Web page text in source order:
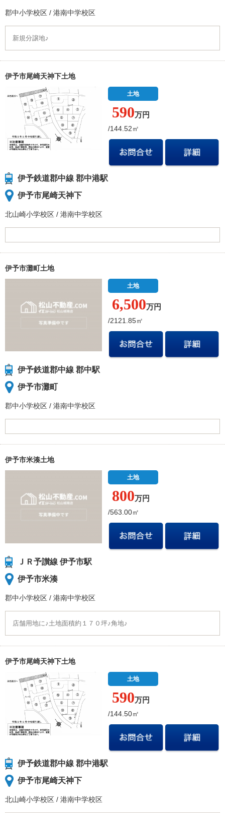
郡中小学校区 / 港南中学校区
新規分譲地♪
伊予市尾崎天神下土地
土地
590万円
/144.52㎡
伊予鉄道郡中線 郡中港駅
伊予市尾崎天神下
北山崎小学校区 / 港南中学校区
伊予市灘町土地
土地
6,500万円
/2121.85㎡
伊予鉄道郡中線 郡中駅
伊予市灘町
郡中小学校区 / 港南中学校区
伊予市米湊土地
土地
800万円
/563.00㎡
ＪＲ予讃線 伊予市駅
伊予市米湊
郡中小学校区 / 港南中学校区
店舗用地に♪土地面積約１７０坪♪角地♪
伊予市尾崎天神下土地
土地
590万円
/144.50㎡
伊予鉄道郡中線 郡中港駅
伊予市尾崎天神下
北山崎小学校区 / 港南中学校区